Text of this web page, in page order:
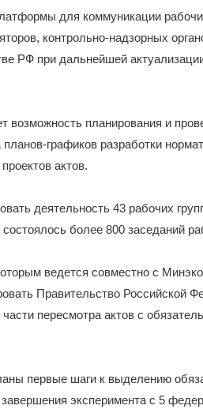
для коммуникации
контрольно-надзорных
РФ при дальнейшей
планирования и
графиков разработки
актов.
деятельность 43 рабочих
более 800 заседаний
ведется совместно с
Правительство Российской
пересмотра актов с
первые шаги к выделению
эксперимента с 5